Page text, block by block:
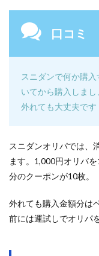
口コミ
スニダンで何か購
いてから購入しま
外れても大丈夫です
スニダンオリパでは、
ます。1,000円オリバ
分のクーポンが10枚。
外れても購入金額分は
前には運試しでオリパ